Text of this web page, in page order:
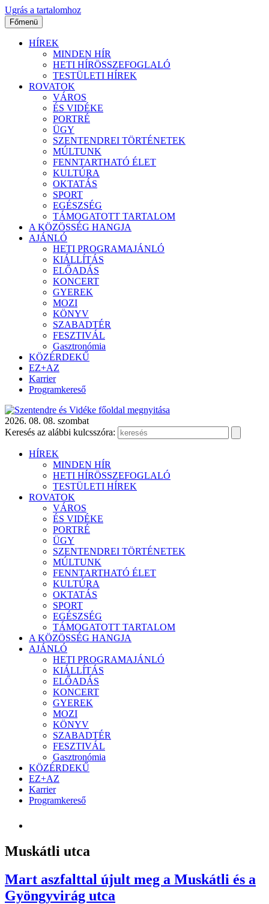
Ugrás a tartalomhoz
Főmenü
HÍREK
MINDEN HÍR
HETI HÍRÖSSZEFOGLALÓ
TESTÜLETI HÍREK
ROVATOK
VÁROS
ÉS VIDÉKE
PORTRÉ
ÜGY
SZENTENDREI TÖRTÉNETEK
MÚLTUNK
FENNTARTHATÓ ÉLET
KULTÚRA
OKTATÁS
SPORT
EGÉSZSÉG
TÁMOGATOTT TARTALOM
A KÖZÖSSÉG HANGJA
AJÁNLÓ
HETI PROGRAMAJÁNLÓ
KIÁLLÍTÁS
ELŐADÁS
KONCERT
GYEREK
MOZI
KÖNYV
SZABADTÉR
FESZTIVÁL
Gasztronómia
KÖZÉRDEKŰ
EZ+AZ
Karrier
Programkereső
2026. 08. 08. szombat
Keresés az alábbi kulcsszóra:
HÍREK
MINDEN HÍR
HETI HÍRÖSSZEFOGLALÓ
TESTÜLETI HÍREK
ROVATOK
VÁROS
ÉS VIDÉKE
PORTRÉ
ÜGY
SZENTENDREI TÖRTÉNETEK
MÚLTUNK
FENNTARTHATÓ ÉLET
KULTÚRA
OKTATÁS
SPORT
EGÉSZSÉG
TÁMOGATOTT TARTALOM
A KÖZÖSSÉG HANGJA
AJÁNLÓ
HETI PROGRAMAJÁNLÓ
KIÁLLÍTÁS
ELŐADÁS
KONCERT
GYEREK
MOZI
KÖNYV
SZABADTÉR
FESZTIVÁL
Gasztronómia
KÖZÉRDEKŰ
EZ+AZ
Karrier
Programkereső
Muskátli utca
Mart aszfalttal újult meg a Muskátli és a
Gyöngyvirág utca